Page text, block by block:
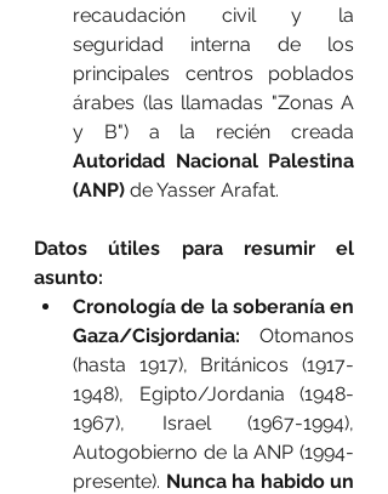
recaudación civil y la
seguridad interna de los
principales centros poblados
árabes (las llamadas "Zonas A
Autoridad Nacional Palestina
(ANP) de Yasser Arafat.
Datos útiles para resumir el
asunto:
Cronología de la soberanía en
Gaza/Cisjordania: Otomanos
(hasta 1917), Británicos (1917-
1948), Egipto/Jordania (1948-
1967), Israel (1967-1994),
Autogobierno de la ANP (1994-
presente). Nunca ha habido un